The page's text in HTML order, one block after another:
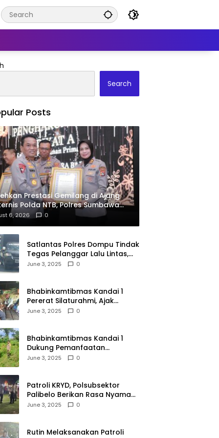
Search
Posts
Prestasi Gemilang di Ajang
Polda NTB, Polres Sumbawa
Penghargaan Pelayanan Prima
6, 2026 0
Satlantas Polres Dompu Tindak
Tegas Pelanggar Lalu Lintas,
Mobil Bodong, dan Kendaraan
June 3, 2025 0
Bhabinkamtibmas Kandai 1
Pererat Silaturahmi, Ajak
Warga Jaga Keamanan
June 3, 2025 0
Bhabinkamtibmas Kandai 1
Dukung Pemanfaatan
Pekarangan untuk Ketahanan
June 3, 2025 0
Patroli KRYD, Polsubsektor
Palibelo Berikan Rasa Nyaman
Bagi Masyarakat dan
June 3, 2025 0
Rutin Melaksanakan Patroli